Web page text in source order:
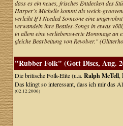
dass es ein neues, frisches Entdecken des
Harper's Michelle kommt als weich-
verleiht If I Needed Someone eine
verwandeln ihre Beatles-Songs in etwas
in allem eine verliebenswerte Hommage
gleiche Bearbeitung von Revolver."
"Rubber Folk" (Gott Discs, Aug.
Die britische Folk-Elite (u.a. Ralph McTell,
Das klingt so interessant, dass ich mir das
(02.12.2006)